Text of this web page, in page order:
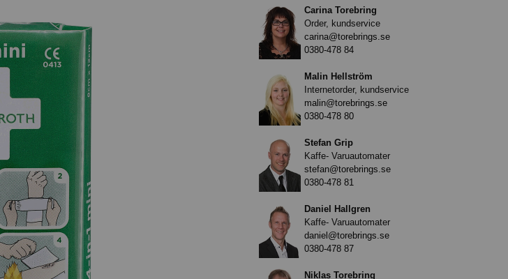
Carina Torebring
Order, kundservice
carina@torebrings.se
0380-478 84
Malin Hellström
Internetorder, kundservice
malin@torebrings.se
0380-478 80
Stefan Grip
Kaffe- Varuautomater
stefan@torebrings.se
0380-478 81
Daniel Hallgren
Kaffe- Varuautomater
daniel@torebrings.se
0380-478 87
Niklas Torebring